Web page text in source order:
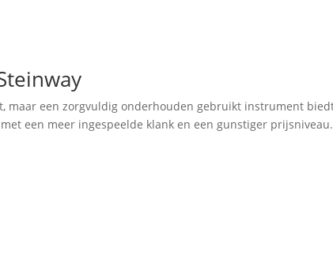
maar een zorgvuldig onderhouden gebruikt instrument
een meer ingespeelde klank en een gunstiger prijsniveau.